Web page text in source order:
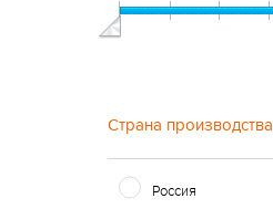
Страна производства
Россия